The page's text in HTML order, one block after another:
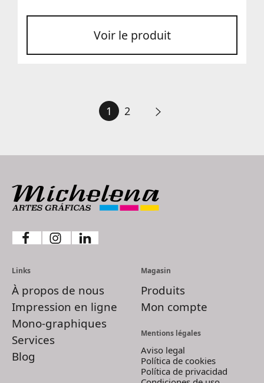
Voir le produit
1 2
Links
À propos de nous
Impression en ligne
Mono-graphiques
Services
Blog
Magasin
Produits
Mon compte
Mentions légales
Aviso legal
Política de cookies
Política de privacidad